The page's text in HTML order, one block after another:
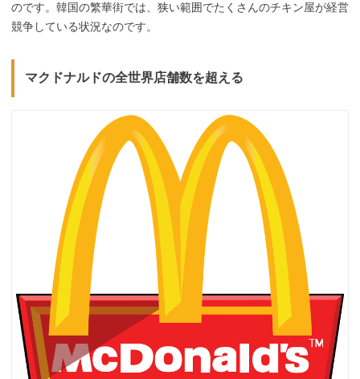
のです。韓国の繁華街では、狭い範囲でたくさんのチキン屋が経営
競争している状況なのです。
マクドナルドの全世界店舗数を超える